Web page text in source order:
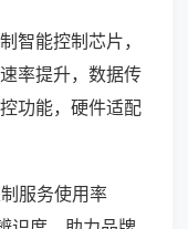
智能控制芯片，
率提升，数据传
功能，硬件适配
服务使用率